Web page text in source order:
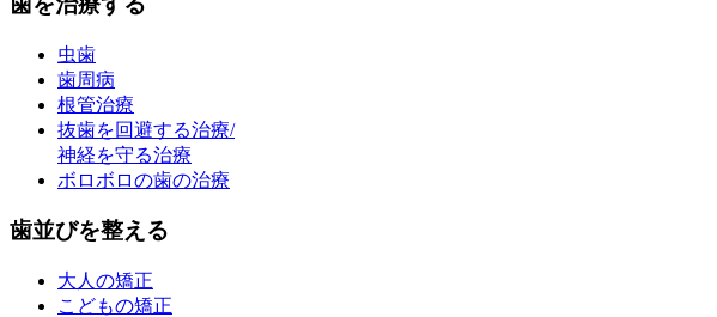
虫歯
歯周病
根管治療
抜歯を回避する治療/
神経を守る治療
ボロボロの歯の治療
歯並びを整える
大人の矯正
こどもの矯正